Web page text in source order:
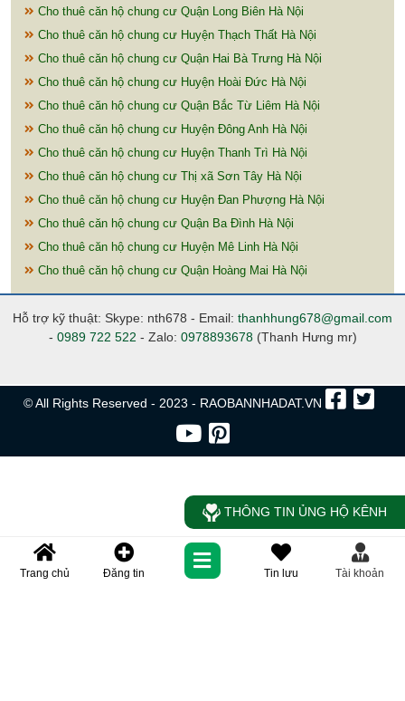
Cho thuê căn hộ chung cư Quận Long Biên Hà Nội
Cho thuê căn hộ chung cư Huyện Thạch Thất Hà Nội
Cho thuê căn hộ chung cư Quận Hai Bà Trưng Hà Nội
Cho thuê căn hộ chung cư Huyện Hoài Đức Hà Nội
Cho thuê căn hộ chung cư Quận Bắc Từ Liêm Hà Nội
Cho thuê căn hộ chung cư Huyện Đông Anh Hà Nội
Cho thuê căn hộ chung cư Huyện Thanh Trì Hà Nội
Cho thuê căn hộ chung cư Thị xã Sơn Tây Hà Nội
Cho thuê căn hộ chung cư Huyện Đan Phượng Hà Nội
Cho thuê căn hộ chung cư Quận Ba Đình Hà Nội
Cho thuê căn hộ chung cư Huyện Mê Linh Hà Nội
Cho thuê căn hộ chung cư Quận Hoàng Mai Hà Nội
Hỗ trợ kỹ thuật: Skype: nth678 - Email: thanhhung678@gmail.com
- 0989 722 522 - Zalo: 0978893678(Thanh Hưng mr)
© All Rights Reserved - 2023 - RAOBANNHADAT.VN
Trang chủ Đăng tin Tin lưu Tài khoản
THÔNG TIN ỦNG HỘ KÊNH